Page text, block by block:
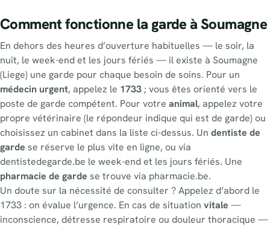
Comment fonctionne la garde à Soumagne
En dehors des heures d’ouverture habituelles — le soir, la
nuit, le week-end et les jours fériés — il existe à Soumagne
(Liege) une garde pour chaque besoin de soins. Pour un
médecin urgent, appelez le 1733; vous êtes orienté vers le
poste de garde compétent. Pour votre animal, appelez votre
propre vétérinaire (le répondeur indique qui est de garde) ou
choisissez un cabinet dans la liste ci-dessus. Un dentiste de
garde se réserve le plus vite en ligne, ou via
dentistedegarde.be le week-end et les jours fériés. Une
pharmacie de garde se trouve via pharmacie.be.
Un doute sur la nécessité de consulter ? Appelez d’abord le
1733 : on évalue l’urgence. En cas de situation vitale —
inconscience, détresse respiratoire ou douleur thoracique —